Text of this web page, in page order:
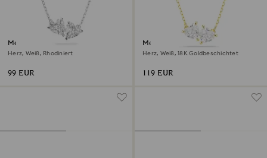
Mesmera Halskette
Herz, Weiß, Rhodiniert
99 EUR
Mesmera Halskette
Herz, Weiß, 18K Goldbeschichtet
119 EUR